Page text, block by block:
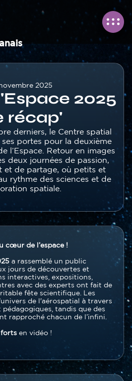
2025
2025
récap'
derniers, le Centre spatial
portes pour la deuxième
l’Espace. Retour en images
deux journées de passion,
et de partage, où petits et
rythme des sciences et de
spatiale.
cœur de l’espace !
a rassemblé un public
jours de découvertes et
interactives, expositions,
avec des experts ont fait de
fête scientifique. Les
de l'aérospatial à travers
tandis que des
rapproché chacun de l’infini.
forts en vidéo !